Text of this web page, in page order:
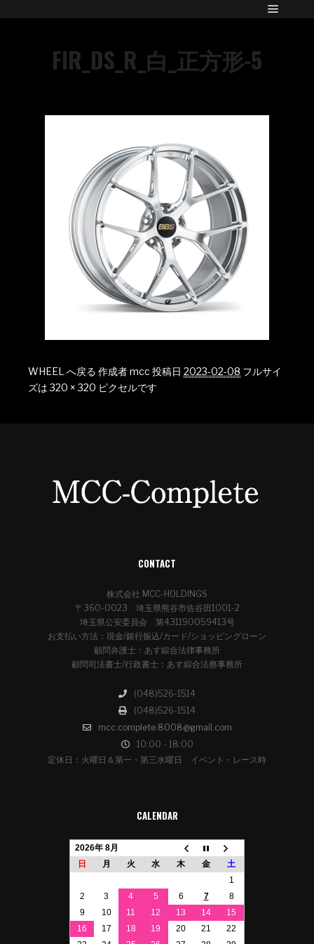
FIR_DS_R_白_正方形-5
WHEEL へ戻る 作成者mcc投稿日 2023-02-08 フルサイ
ズは320 × 320 ピクセルです
CONTACT
株式会社 MCC-HOLDINGS
〒360-0023 埼玉県熊谷市佐谷田1001-2
埼玉県公安委員会 第431190059413号
お支払い方法：現金/銀行振込/カード/ショッピングローン
顧問弁護士：あす綜合法律事務所
顧問司法書士/行政書士：あす綜合法務事務所
(048)526-1514
(048)526-1514
mcc.complete.8008@gmail.com
10:00 - 18:00
定休日：火曜日＆第一・第三水曜日 イベント・レース時
CALENDAR
2026年 8月
日
月 火 水 木 金
土
1
2
3 4 5 6 7
8
9
10 11 12 13 14
15
16
17 18 19 20 21
22